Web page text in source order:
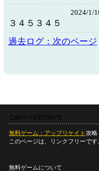
2024/1/
３４５３４５
過去ログ：次のページ
このページについて
無料ゲーム：アップリケイト 攻略
このページは、リンクフリーで
無料ゲームについて